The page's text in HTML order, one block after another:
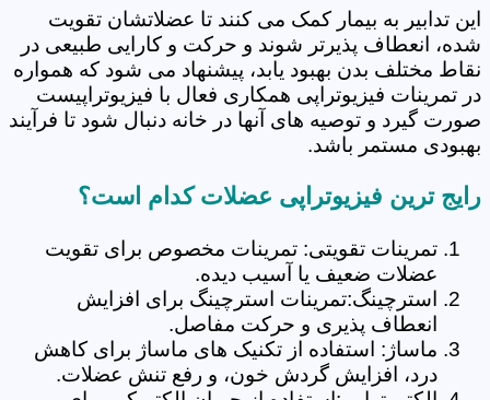
این تدابیر به بیمار کمک می کنند تا عضلاتشان تقویت
شده، انعطاف پذیرتر شوند و حرکت و کارایی طبیعی در
نقاط مختلف بدن بهبود یابد، پیشنهاد می شود که همواره
در تمرینات فیزیوتراپی همکاری فعال با فیزیوتراپیست
صورت گیرد و توصیه های آنها در خانه دنبال شود تا فرآیند
بهبودی مستمر باشد.
رایج ترین فیزیوتراپی عضلات کدام است؟
تمرینات تقویتی: تمرینات مخصوص برای تقویت
عضلات ضعیف یا آسیب دیده.
استرچینگ:تمرینات استرچینگ برای افزایش
انعطاف پذیری و حرکت مفاصل.
ماساژ: استفاده از تکنیک های ماساژ برای کاهش
درد، افزایش گردش خون، و رفع تنش عضلات.